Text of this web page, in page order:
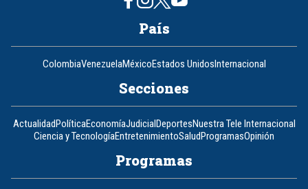
País
ColombiaVenezuelaMéxicoEstados UnidosInternacional
Secciones
ActualidadPolíticaEconomíaJudicialDeportesNuestra Tele Internacional
Ciencia y TecnologíaEntretenimientoSaludProgramasOpinión
Programas